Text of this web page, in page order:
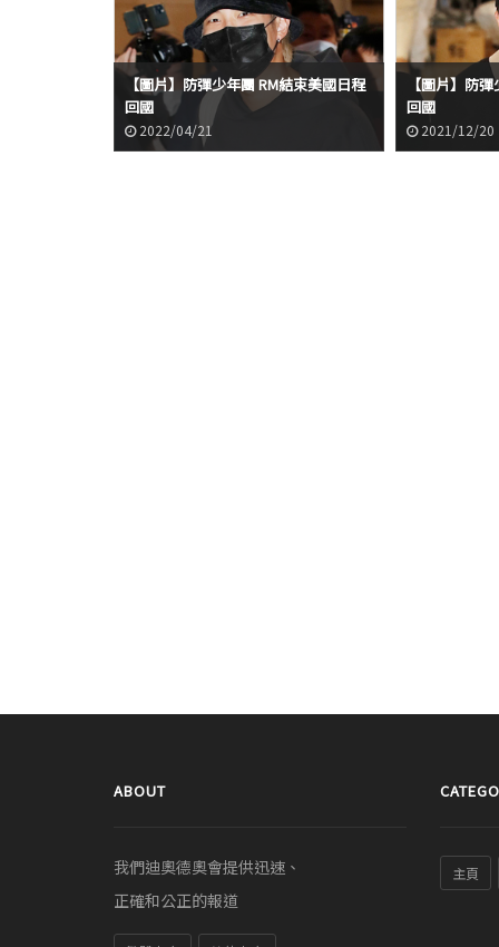
【圖片】防彈少年團 RM結束美國日程
回國
2022/04/21
【圖片】防
回國
2021/12/20
ABOUT
我們迪奧德奧會提供迅速、
正確和公正的報道
主頁